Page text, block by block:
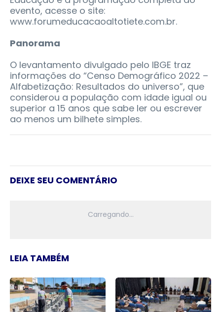
evento, acesse o site:
www.forumeducacaoaltotiete.com.br.
Panorama
O levantamento divulgado pelo IBGE traz
informações do “Censo Demográfico 2022 –
Alfabetização: Resultados do universo”, que
considerou a população com idade igual ou
superior a 15 anos que sabe ler ou escrever
ao menos um bilhete simples.
DEIXE SEU COMENTÁRIO
LEIA TAMBÉM